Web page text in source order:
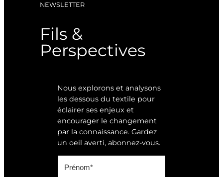
NEWSLETTER
Fils &
Perspectives
Nous explorons et analysons
les dessous du textile pour
éclairer ses enjeux et
encourager le changement
par la connaissance. Gardez
un oeil averti, abonnez-vous.